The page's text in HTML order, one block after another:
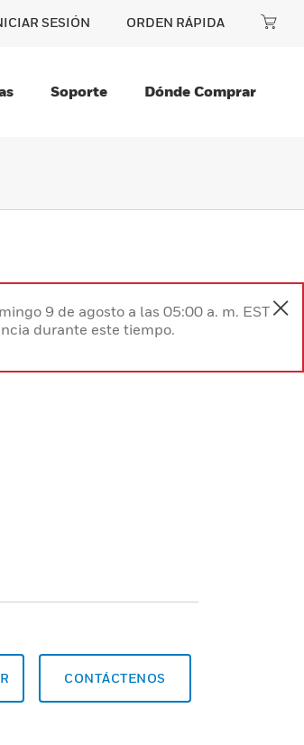
SESIÓN ORDEN RÁPIDA
Soporte Dónde Comprar
9 de agosto a las 05:00 a. m. EST
durante este tiempo.
CONTÁCTENOS